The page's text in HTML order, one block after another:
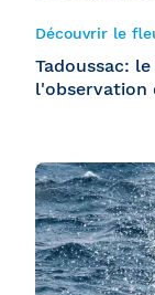
Découvrir le
Tadoussac:
l'observation